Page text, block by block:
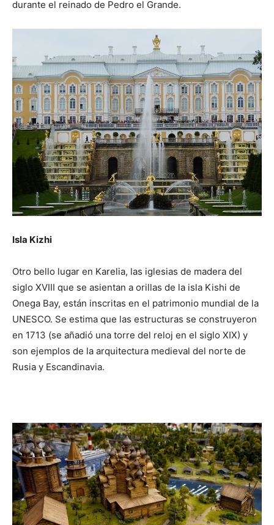
durante el reinado de Pedro el Grande.
Isla Kizhi
Otro bello lugar en Karelia, las iglesias de madera del
siglo XVIII que se asientan a orillas de la isla Kishi de
Onega Bay, están inscritas en el patrimonio mundial de la
UNESCO. Se estima que las estructuras se construyeron
en 1713 (se añadió una torre del reloj en el siglo XIX) y
son ejemplos de la arquitectura medieval del norte de
Rusia y Escandinavia.